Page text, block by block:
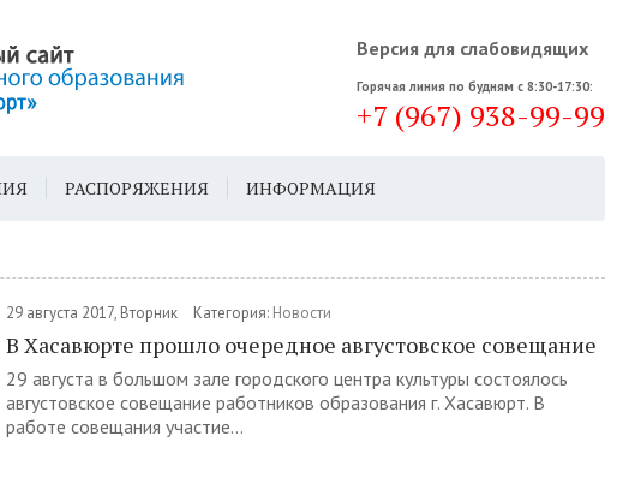
Версия для слабовидящих
Горячая линия по будням с 8:30-17:30:
+7 (967) 938-99-99
РАСПОРЯЖЕНИЯ ИНФОРМАЦИЯ
29 августа 2017, Вторник Категория: Новости
В Хасавюрте прошло очередное августовское совещание
29 августа в большом зале городского центра культуры состоялось
августовское совещание работников образования г. Хасавюрт. В
работе совещания участие...